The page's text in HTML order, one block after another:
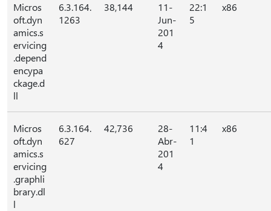
Micros
oft.dyn
amics.s
ervicing
.depend
encypa
ckage.d
ll
6.3.164.
1263
38,144
11-
Jun-
201
4
22:1
5
x86
Micros
oft.dyn
amics.s
ervicing
.graphli
brary.dl
l
6.3.164.
627
42,736
28-
Abr-
201
4
11:4
1
x86